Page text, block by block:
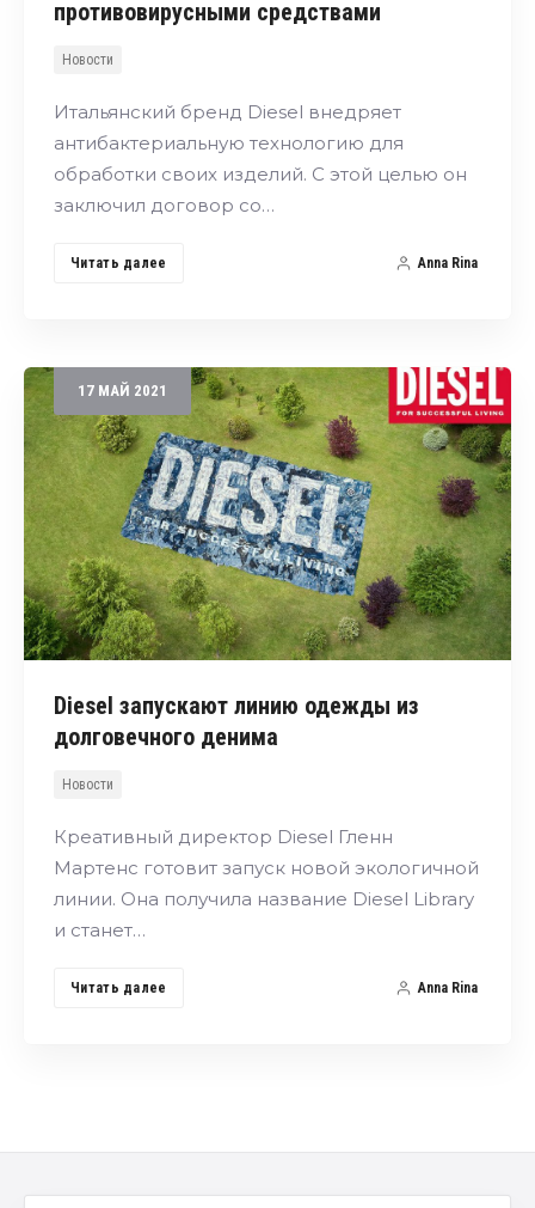
противовирусными средствами
Новости
Итальянский бренд Diesel внедряет
антибактериальную технологию для
обработки своих изделий. С этой целью он
заключил договор со…
Читать далее Anna Rina
17 МАЙ 2021
Diesel запускают линию одежды из
долговечного денима
Новости
Креативный директор Diesel Гленн
Мартенс готовит запуск новой экологичной
линии. Она получила название Diesel Library
и станет…
Читать далее Anna Rina